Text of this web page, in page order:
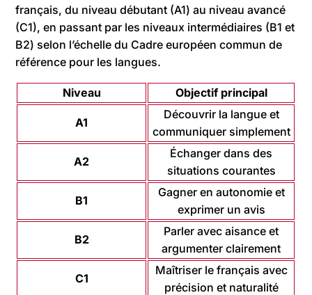
français, du niveau débutant (A1) au niveau avancé
(C1), en passant par les niveaux intermédiaires (B1 et
B2) selon l’échelle du Cadre européen commun de
référence pour les langues.
Niveau Objectif principal
A1
Découvrir la langue et
communiquer simplement
A2
Échanger dans des
situations courantes
B1
Gagner en autonomie et
exprimer un avis
B2
Parler avec aisance et
argumenter clairement
C1
Maîtriser le français avec
précision et naturalité